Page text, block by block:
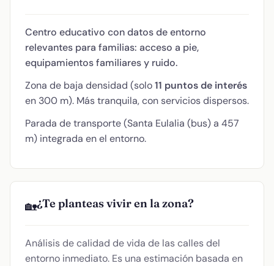
Centro educativo con datos de entorno
relevantes para familias: acceso a pie,
equipamientos familiares y ruido.
Zona de baja densidad (solo11 puntos de interés
en 300 m). Más tranquila, con servicios dispersos.
Parada de transporte (Santa Eulalia (bus) a 457
m) integrada en el entorno.
🏡¿Te planteas vivir en la zona?
Análisis de calidad de vida de las calles del
entorno inmediato. Es una estimación basada en